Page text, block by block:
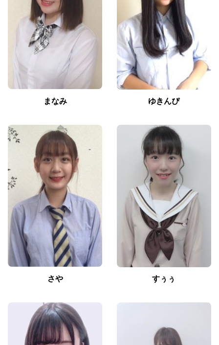
まなみ ゆきんぴ
さや すぅぅ